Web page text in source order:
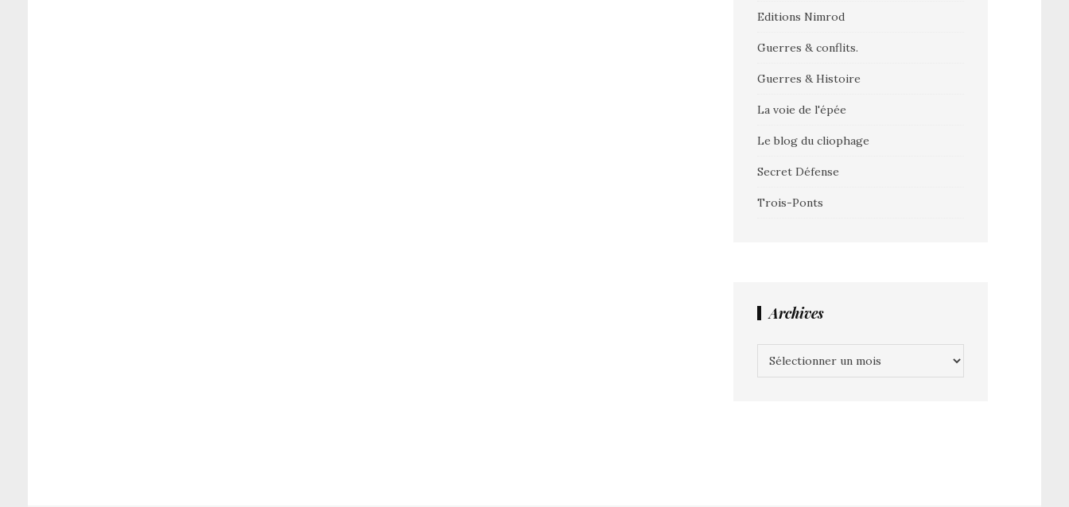
Editions Nimrod
Guerres & conflits.
Guerres & Histoire
La voie de l'épée
Le blog du cliophage
Secret Défense
Trois-Ponts
Archives